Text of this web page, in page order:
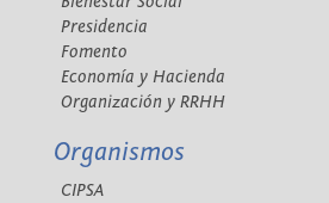
Presidencia
Fomento
Economía y Hacienda
Organización y RRHH
Organismos
CIPSA